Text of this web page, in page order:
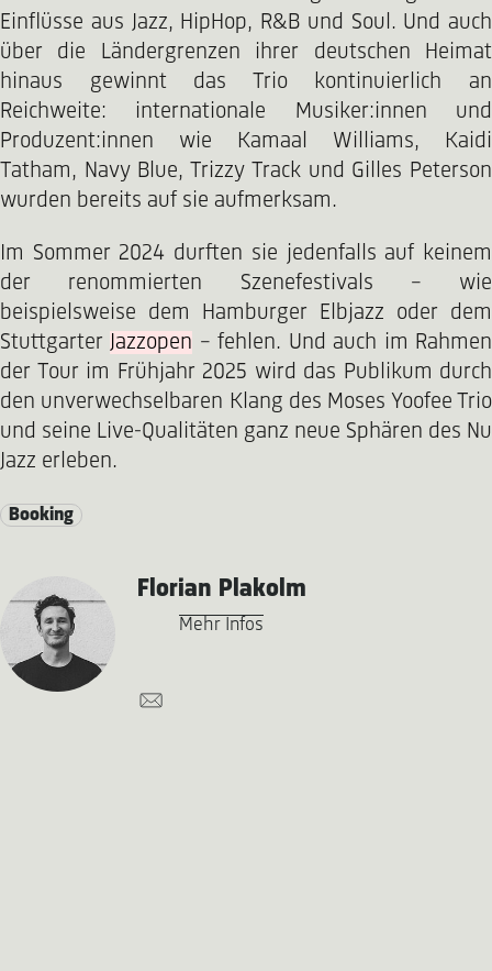
Einflüsse aus Jazz, HipHop, R&B und Soul. Und auch
über die Ländergrenzen ihrer deutschen Heimat
hinaus gewinnt das Trio kontinuierlich an
Reichweite: internationale Musiker:innen und
Produzent:innen wie Kamaal Williams, Kaidi
Tatham, Navy Blue, Trizzy Track und Gilles Peterson
wurden bereits auf sie aufmerksam.
Im Sommer 2024 durften sie jedenfalls auf keinem
der renommierten Szenefestivals – wie
beispielsweise dem Hamburger Elbjazz oder dem
Stuttgarter Jazzopen – fehlen. Und auch im Rahmen
der Tour im Frühjahr 2025 wird das Publikum durch
den unverwechselbaren Klang des Moses Yoofee Trio
und seine Live-Qualitäten ganz neue Sphären des Nu
Jazz erleben.
Booking
Florian Plakolm
Mehr Infos